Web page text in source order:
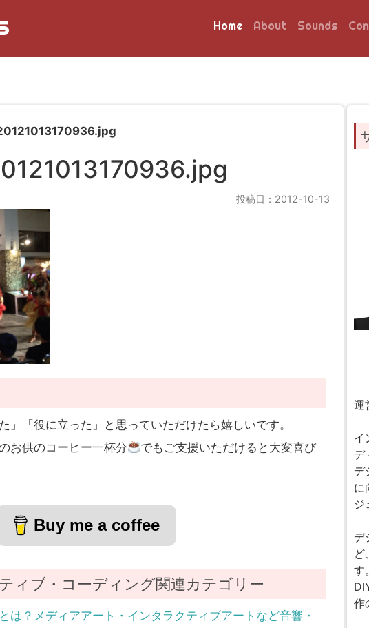
Home About Sounds
投稿日：2012-10-13
」「役に立った」と思っていただけたら嬉しいです。
お供のコーヒー一杯分
でもご支援いただけると大変喜び
Buy me a coffee
ィブ・コーディング関連カテゴリー
は？メディアアート・インタラクティブアートなど音響・
運
イ
デ
デ
に
ジ
デ
ど
す
作